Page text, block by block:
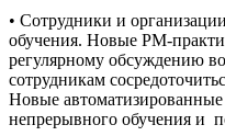
• Сотрудники и
обучения. Новые PM-
регулярному обсуждению
сотрудникам
Новые
непрерывного обучения и